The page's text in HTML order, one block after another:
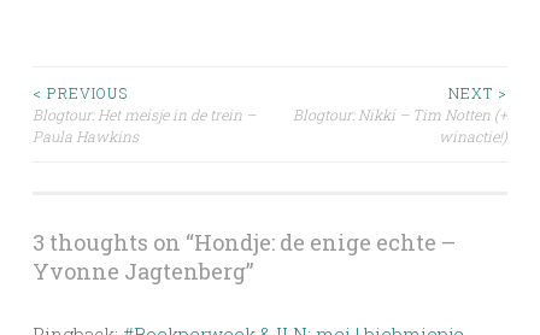
Post
navigation
< PREVIOUS
Blogtour: Het meisje in de trein –
Paula Hawkins
NEXT >
Blogtour: Nikki – Tim Notten (+
winactie!)
3 thoughts on “Hondje: de enige echte –
Yvonne Jagtenberg”